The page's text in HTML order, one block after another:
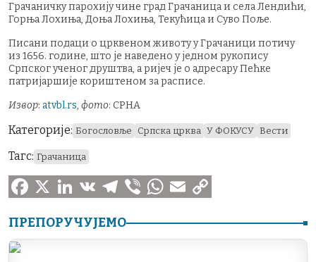
Грачаничку парохију чине град Грачаница и села Лендићи,
Горња Лохиња, Доња Лохиња, Текућица и Суво Поље.
Писани подаци о црквеном животу у Грачаници потичу
из 1656. године, што је наведено у једном рукопису
Српског ученог друштва, а ријеч је о адресару Пећке
патријаршије кориштеном за расписе.
Извор: atvbl.rs, фото: СРНА
Категорије: Богословље Српска црква У ФОКУСУ Вести
Тагс: Грачаница
c
ПРЕПОРУЧУЈЕМО